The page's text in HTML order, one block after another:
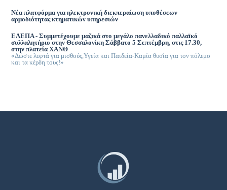
Νέα πλατφόρμα για ηλεκτρονική διεκπεραίωση υποθέσεων
αρμοδιότητας κτηματικών υπηρεσιών
ΕΛΕΠΑ - Συμμετέχουμε μαζικά στο μεγάλο πανελλαδικό παλλαϊκό
συλλαλητήριο στην Θεσσαλονίκη Σάββατο 5 Σεπτέμβρη, στις 17.30,
στην πλατεία ΧΑΝΘ
«Δώστε λεφτά για μισθούς,Υγεία και Παιδεία-Καμία θυσία για τον πόλεμο
και τα κέρδη τους!»